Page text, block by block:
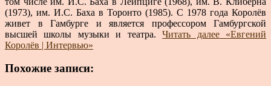
(1973), им. И.С. Баха в Торонто (1985). С 1978 года Королёв
живет в Гамбурге и является профессором Гамбургской
высшей школы музыки и театра.Читать далее«Евгений
Королёв | Интервью»
Похожие записи: